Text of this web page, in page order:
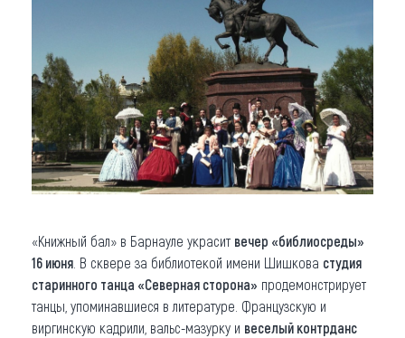
«Книжный бал» в Барнауле украсит вечер «библиосреды»
16 июня . В сквере за библиотекой имени Шишкова студия
старинного танца «Северная сторона» продемонстрирует
танцы, упоминавшиеся в литературе. Французскую и
виргинскую кадрили, вальс-мазурку и веселый контрданс